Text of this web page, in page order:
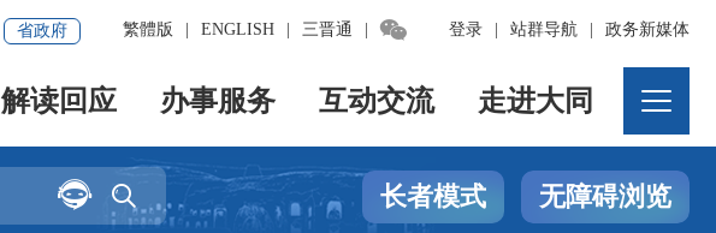
登录 站群导航 政务新媒体
繁體版 ENGLISH 三晋通 
省政府
解读回应 办事服务 互动交流 走进大同

 长者模式 无障碍浏览